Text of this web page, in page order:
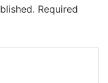
Required